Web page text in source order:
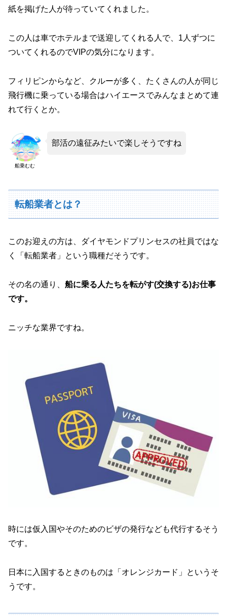
紙を掲げた人が待っていてくれました。
この人は車でホテルまで送迎してくれる人で、1人ずつに
ついてくれるのでVIPの気分になります。
フィリピンからなど、クルーが多く、たくさんの人が同じ
飛行機に乗っている場合はハイエースでみんなまとめて連
れて行くとか。
船乗むむ
部活の遠征みたいで楽しそうですね
転船業者とは？
このお迎えの方は、ダイヤモンドプリンセスの社員ではな
く「転船業者」という職種だそうです。
その名の通り、 船に乗る人たちを転がす(交換する)お仕事
です。
ニッチな業界ですね。
時には仮入国やそのためのビザの発行なども代行するそう
です。
日本に入国するときのものは「オレンジカード」というそ
うです。